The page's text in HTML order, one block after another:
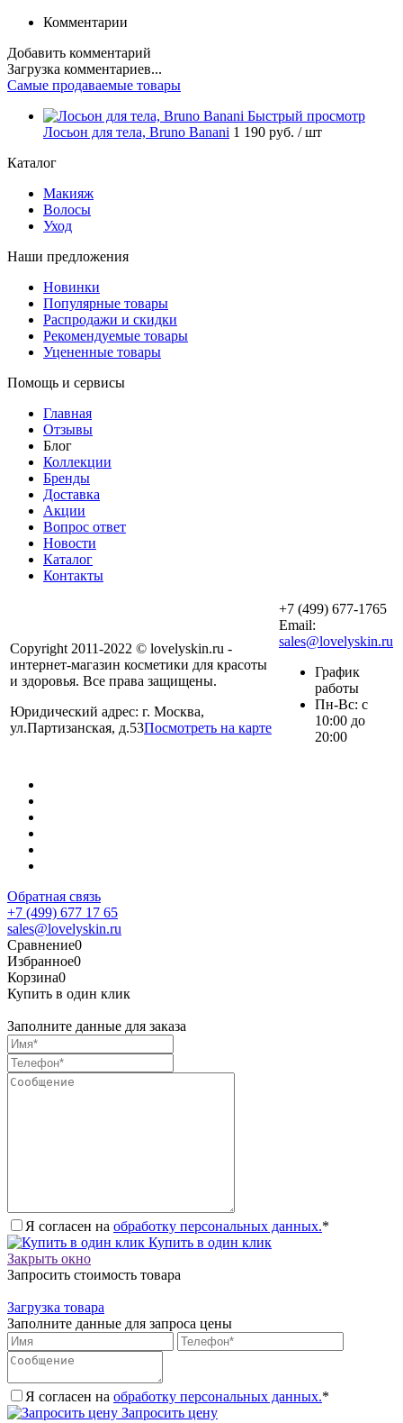
Комментарии
Добавить комментарий
Загрузка комментариев...
Самые продаваемые товары
Быстрый просмотр
Лосьон для тела, Bruno Banani 1 190 руб. / шт
Каталог
Макияж
Волосы
Уход
Наши предложения
Новинки
Популярные товары
Распродажи и скидки
Рекомендуемые товары
Уцененные товары
Помощь и сервисы
Главная
Отзывы
Блог
Коллекции
Бренды
Доставка
Акции
Вопрос ответ
Новости
Каталог
Контакты
Copyright 2011-2022 © lovelyskin.ru -
интернет-магазин косметики для красоты
и здоровья. Все права защищены.
Юридический адрес: г. Москва,
ул.Партизанская, д.53Посмотреть на карте
+7 (499) 677-1765
Email:
sales@lovelyskin.ru
График
работы
Пн-Вс: с
10:00 до
20:00
Обратная связь
+7 (499) 677 17 65
sales@lovelyskin.ru
Сравнение0
Избранное0
Корзина0
Купить в один клик
Заполните данные для заказа
Я согласен на обработку персональных данных.*
Купить в один клик
Закрыть окно
Запросить стоимость товара
Загрузка товара
Заполните данные для запроса цены
Я согласен на обработку персональных данных.*
Запросить цену